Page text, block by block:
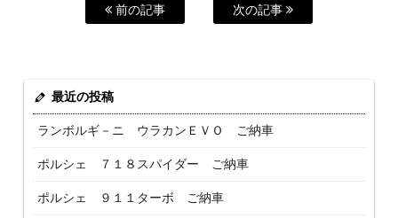
前の記事 次の記事
最近の投稿
ランボルギ－ニ ウラカンＥＶＯ ご納車
ポルシェ ７１８スパイダー ご納車
ポルシェ ９１１ターボ ご納車